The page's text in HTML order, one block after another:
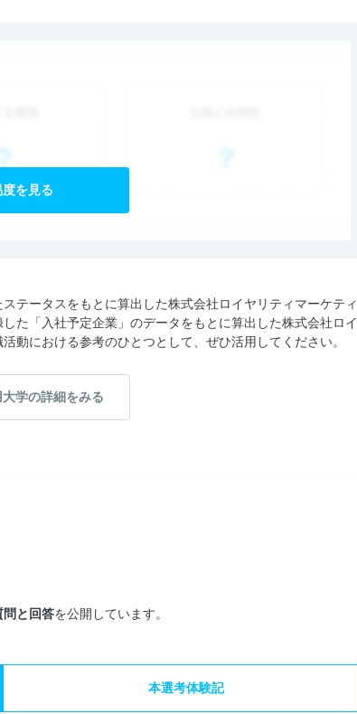
を見る
テータスをもとに算出した株式会社ロイヤリティマーケティ
た「入社予定企業」のデータをもとに算出した株式会社ロイ
動における参考のひとつとして、ぜひ活用してください。
学の詳細をみる
問と回答を公開しています。
本選考体験記